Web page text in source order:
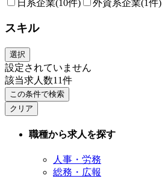
日系企業(10件) 外資系企業(1件)
スキル
選択
設定されていません
該当求人数11件
この条件で検索
クリア
職種から求人を探す
人事・労務
総務・広報